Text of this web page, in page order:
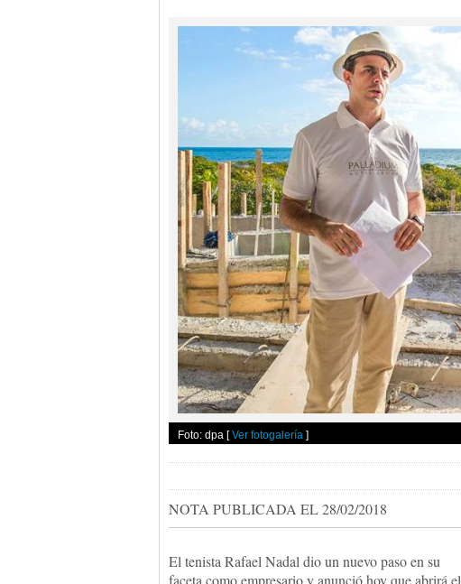
Foto: dpa [Ver fotogalería ]
NOTA PUBLICADA EL 28/02/2018
El tenista Rafael Nadal dio un nuevo paso en su
faceta como empresario y anunció hoy que abrirá el